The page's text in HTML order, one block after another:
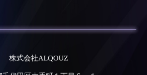
株式会社ALQOUZ